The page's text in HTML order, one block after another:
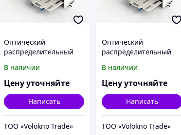
Оптический
распределительный
В наличии
Цену уточняйте
Написать
ТОО «Volokno Trade»
Оптический
распределительный
В наличии
Цену уточняйте
Написать
ТОО «Volokno Trade»